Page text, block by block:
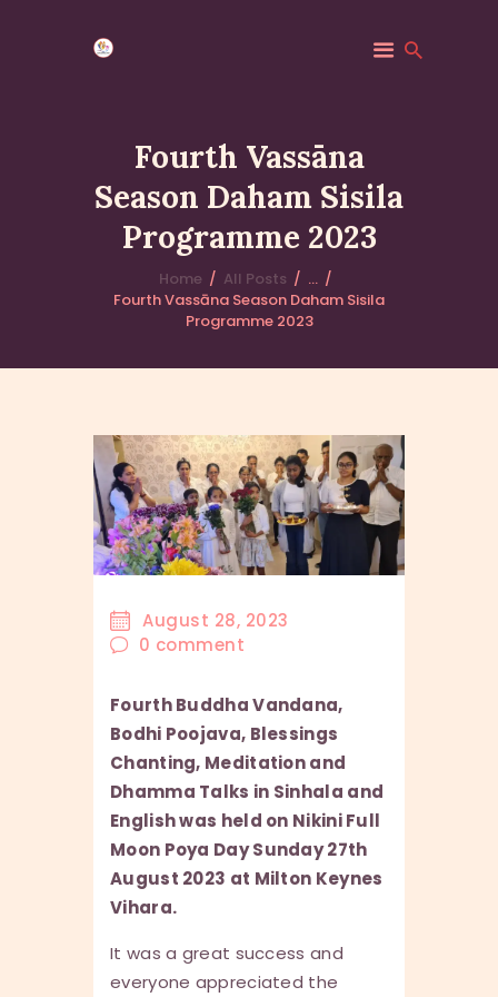
Fourth Vassāna
Season Daham Sisila
Programme 2023
Home All Posts
...
Fourth Vassāna Season Daham Sisila
Programme 2023
HOME
MINDFULNESS
EVENTS
GALLERY
MK COMMUNITY
DHAMMA CLASSES
CONTACT US
August 28, 2023
0 comment
Fourth Buddha Vandana,
Bodhi Poojava, Blessings
Chanting, Meditation and
Dhamma Talks in Sinhala and
English was held on Nikini Full
Moon Poya Day Sunday 27th
August 2023 at Milton Keynes
Vihara.
It was a great success and
everyone appreciated the